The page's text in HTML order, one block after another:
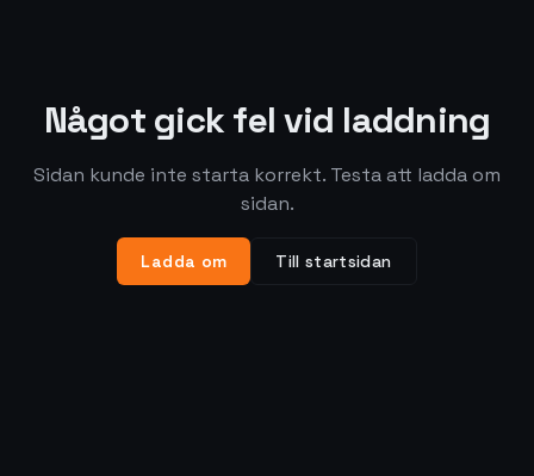
Något gick fel vid laddning
Sidan kunde inte starta korrekt. Testa att ladda om
sidan.
Ladda om Till startsidan